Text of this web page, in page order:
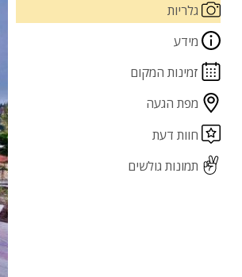
גלריות
מידע
זמינות המקום
מפת הגעה
חוות דעת
תמונות גולשים